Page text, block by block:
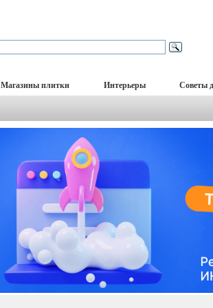
Магазины плитки Интерьеры Советы
()
лет